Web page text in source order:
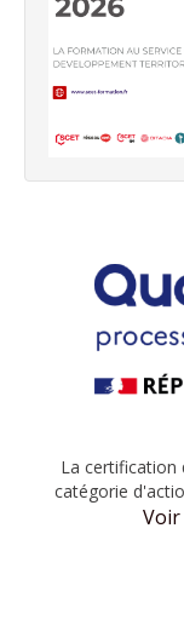
La certification
catégorie